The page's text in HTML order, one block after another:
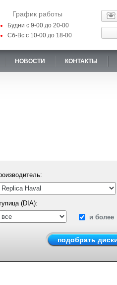
График работы
Будни с 9-00 до 20-00
Сб-Вс с 10-00 до 18-00
НОВОСТИ КОНТАКТЫ
(DIA):
и более